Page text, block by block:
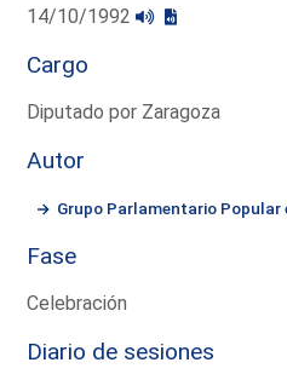
14/10/1992
Cargo
Diputado por Zaragoza
Autor
Grupo Parlamentario Popular
Fase
Celebración
Diario de sesiones